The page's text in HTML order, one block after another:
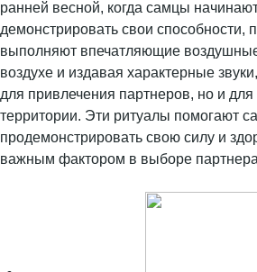
ранней весной, когда самцы
демонстрировать свои способности,
выполняют впечатляющие
воздухе и издавая характерные
для привлечения партнеров, но и
территории. Эти ритуалы помогают
продемонстрировать свою силу и
важным фактором в выборе